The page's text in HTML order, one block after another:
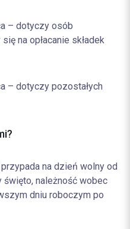
– dotyczy osób
na opłacanie składek
– dotyczy pozostałych
na dzień wolny od
święto, należność wobec
dniu roboczym po